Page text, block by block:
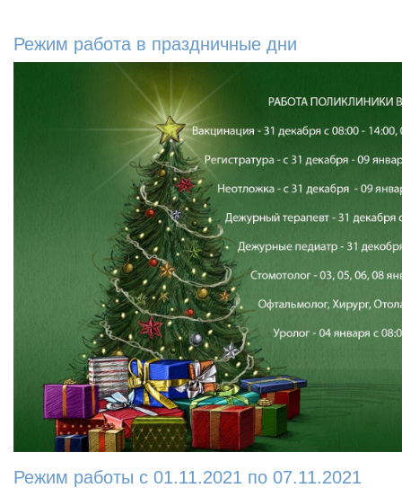
Режим работа в праздничные дни
Режим работы с 01.11.2021 по 07.11.2021